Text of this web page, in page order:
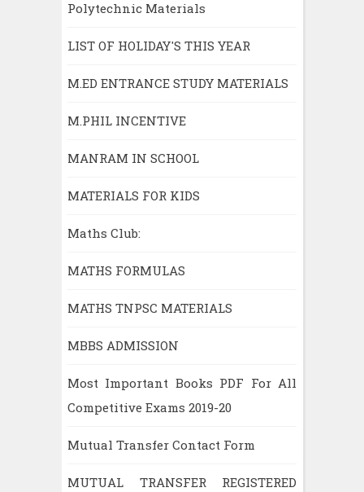
Polytechnic Materials
LIST OF HOLIDAY'S THIS YEAR
M.ED ENTRANCE STUDY MATERIALS
M.PHIL INCENTIVE
MANRAM IN SCHOOL
MATERIALS FOR KIDS
Maths Club:
MATHS FORMULAS
MATHS TNPSC MATERIALS
MBBS ADMISSION
Most Important Books PDF For All
Competitive Exams 2019-20
Mutual Transfer Contact Form
MUTUAL TRANSFER REGISTERED